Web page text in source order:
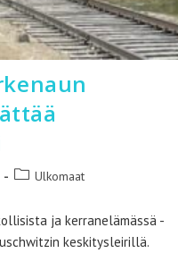
Artikkelin
Ulkomaat
ja kerranelämässä -
keskitysleirillä.